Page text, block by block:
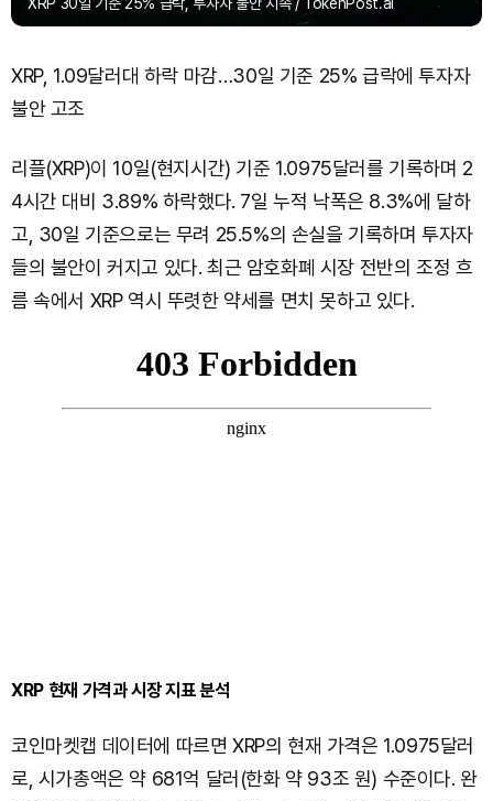
XRP 30일 기준 25% 급락, 투자자 불안 지속 / TokenPost.ai
XRP, 1.09달러대 하락 마감…30일 기준 25% 급락에 투자자
불안 고조
리플(XRP)이 10일(현지시간) 기준 1.0975달러를 기록하며 2
4시간 대비 3.89% 하락했다. 7일 누적 낙폭은 8.3%에 달하
고, 30일 기준으로는 무려 25.5%의 손실을 기록하며 투자자
들의 불안이 커지고 있다. 최근 암호화폐 시장 전반의 조정 흐
름 속에서 XRP 역시 뚜렷한 약세를 면치 못하고 있다.
XRP 현재 가격과 시장 지표 분석
코인마켓캡 데이터에 따르면 XRP의 현재 가격은 1.0975달러
로, 시가총액은 약 681억 달러(한화 약 93조 원) 수준이다. 완